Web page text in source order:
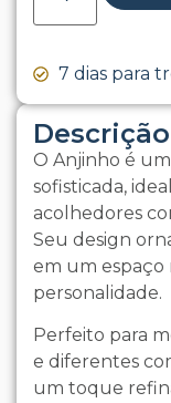
Descrição
O Anjinho é
sofisticada,
acolhedores
Seu design
em um espaço
personalidade.
Perfeito para
e diferentes
um toque
7 dias para